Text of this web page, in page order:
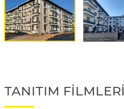
TANITIM FİLMLERİ